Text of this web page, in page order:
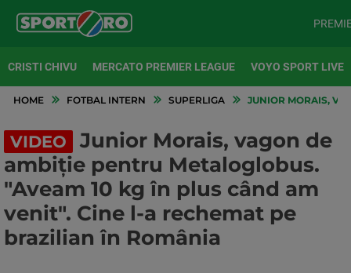
CRISTI CHIVU MERCATO PREMIER LEAGUE VOYO SPORT LIVE
HOME FOTBAL INTERN SUPERLIGA JUNIOR MORAIS,
VIDEO
Junior Morais, vagon de
ambiție pentru Metaloglobus.
"Aveam 10 kg în plus când am
venit". Cine l-a rechemat pe
brazilian în România